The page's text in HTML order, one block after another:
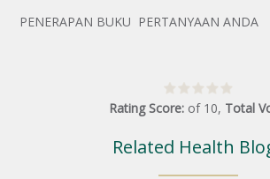
PENERAPAN BUKU PERTANYAAN ANDA
Rating Score: of 10, Total
Related Health